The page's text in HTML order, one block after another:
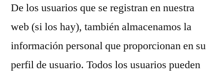
De los usuarios que se registran en nuestra
web (si los hay), también almacenamos la
información personal que proporcionan en su
perfil de usuario. Todos los usuarios pueden